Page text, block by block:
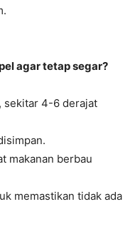
agar tetap segar?
sekitar 4-6 derajat
makanan berbau
memastikan tidak ada